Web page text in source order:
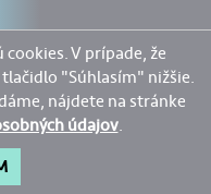
V prípade, že
"Súhlasím" nižšie.
nájdete na stránke
údajov.